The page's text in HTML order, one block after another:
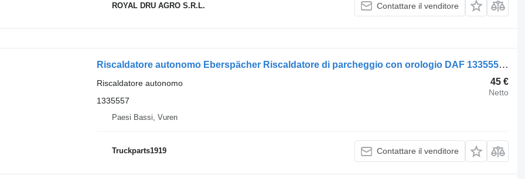
ROYAL DRU AGRO S.R.L. Contattare il venditore
Riscaldatore autonomo Eberspächer Riscaldatore di parcheggio con orologio DAF 1335557 per camion
45 €
Netto
Riscaldatore autonomo
1335557
Paesi Bassi, Vuren
Truckparts1919 Contattare il venditore